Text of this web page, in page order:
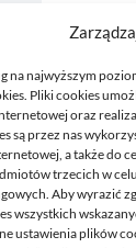
na najwyższym
Pliki cookies
oraz
są przez nas
a także do
trzecich w
Aby wyrazić
wszystkich
ustawienia plików
10/06/